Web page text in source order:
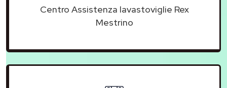
Centro Assistenza lavastoviglie Rex
Mestrino